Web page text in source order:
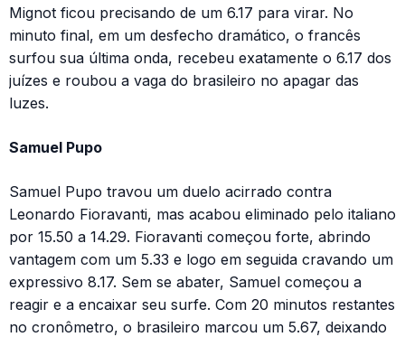
Mignot ficou precisando de um 6.17 para virar. No
minuto final, em um desfecho dramático, o francês
surfou sua última onda, recebeu exatamente o 6.17 dos
juízes e roubou a vaga do brasileiro no apagar das
luzes.
Samuel Pupo
Samuel Pupo travou um duelo acirrado contra
Leonardo Fioravanti, mas acabou eliminado pelo italiano
por 15.50 a 14.29. Fioravanti começou forte, abrindo
vantagem com um 5.33 e logo em seguida cravando um
expressivo 8.17. Sem se abater, Samuel começou a
reagir e a encaixar seu surfe. Com 20 minutos restantes
no cronômetro, o brasileiro marcou um 5.67, deixando